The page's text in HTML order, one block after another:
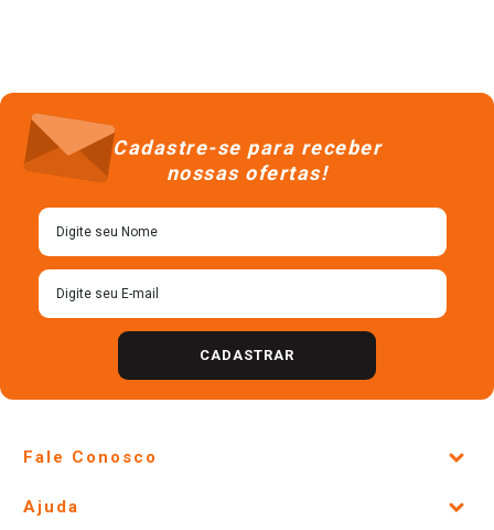
Cadastre-se para receber
nossas ofertas!
CADASTRAR
Fale Conosco
Lojas Físicas e Horários
Ajuda